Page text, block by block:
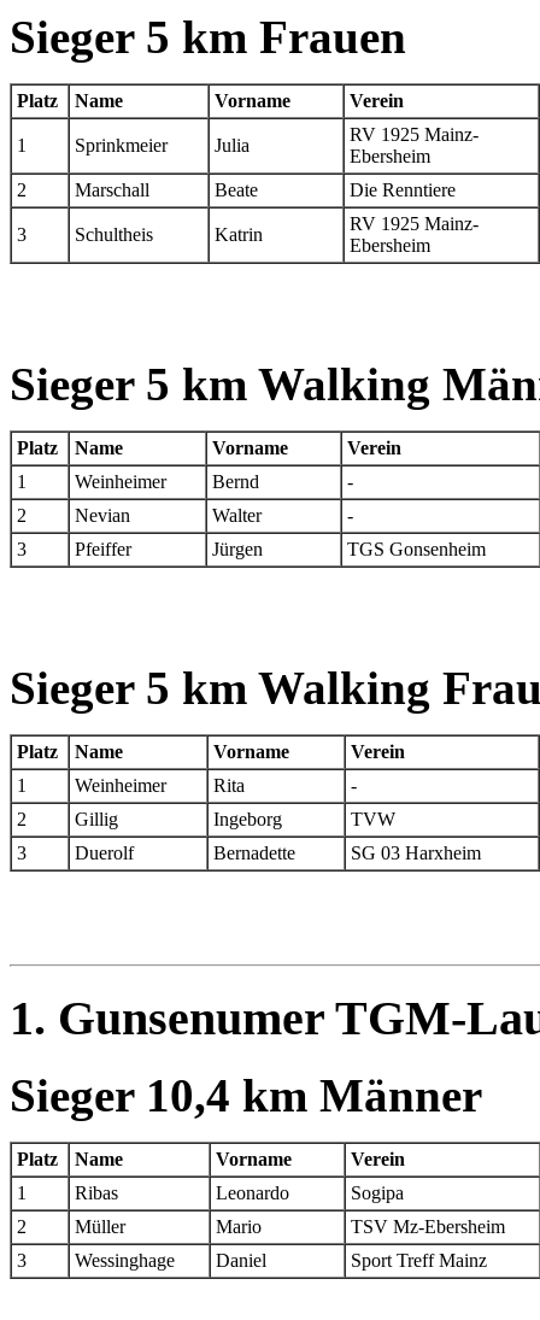
Sieger 5 km Frauen
Platz Name Vorname Verein
1 Sprinkmeier Julia
RV 1925 Mainz-
Ebersheim
2
Marschall Beate Die Renntiere
3 Schultheis Katrin
RV 1925 Mainz-
Ebersheim
Sieger 5 km Walking
Platz Name Vorname
Verein
1
Weinheimer Bernd
-
2
Nevian Walter
-
3
Pfeiffer Jürgen TGS Gonsenheim
Sieger 5 km Walking
Platz Name Vorname
Verein
1
Weinheimer Rita
-
2
Gillig Ingeborg
TVW
3
Duerolf Bernadette SG 03 Harxheim
1. Gunsenumer TGM-
Sieger 10,4 km Männer
Platz Name Vorname
Verein
1
Ribas Leonardo
Sogipa
2
Müller Mario
TSV Mz-Ebersheim
3
Wessinghage Daniel Sport Treff Mainz